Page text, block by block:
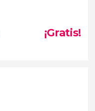
excursión a las islas de
¡Gratis!